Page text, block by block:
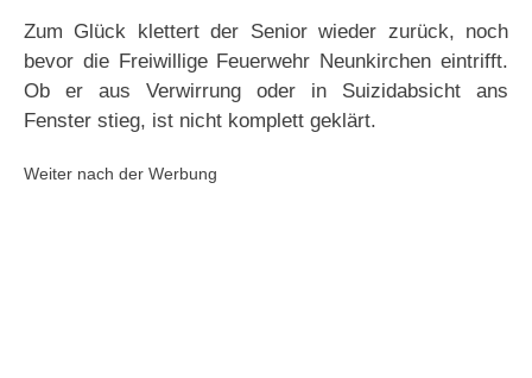
Zum Glück klettert der Senior wieder zurück, noch
bevor die Freiwillige Feuerwehr Neunkirchen eintrifft.
Ob er aus Verwirrung oder in Suizidabsicht ans
Fenster stieg, ist nicht komplett geklärt.
Weiter nach der Werbung